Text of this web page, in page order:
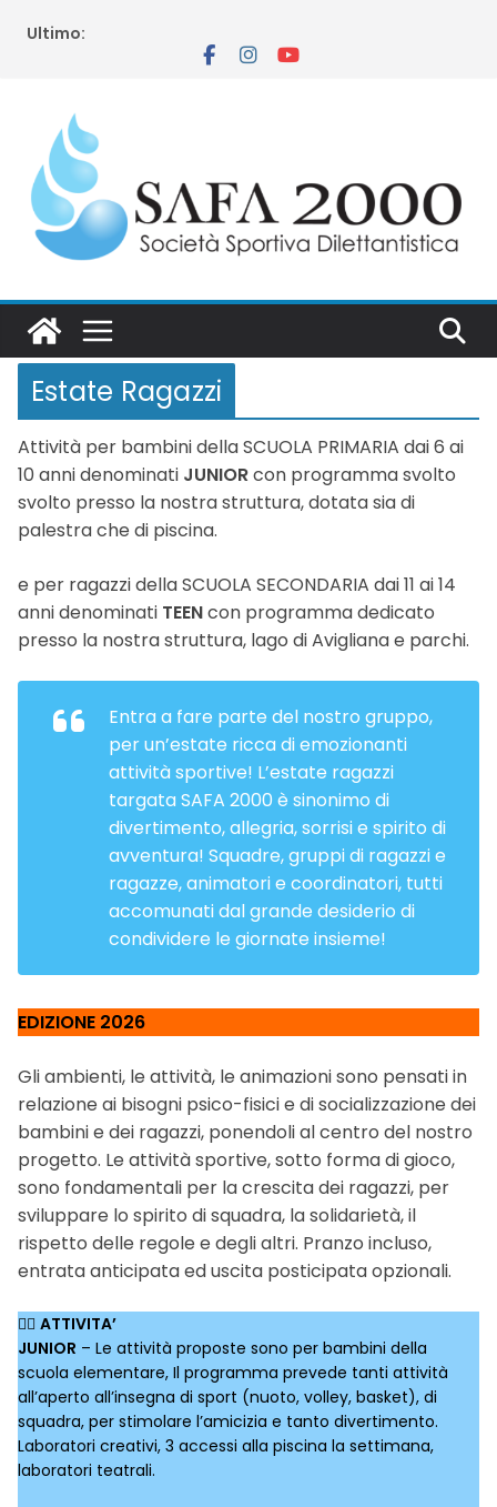
Ultimo:
Estate Ragazzi
Attività per bambini della SCUOLA PRIMARIA dai 6 ai
10 anni denominati JUNIORcon programma svolto
svolto presso la nostra struttura, dotata sia di
palestra che di piscina.
e per ragazzi della SCUOLA SECONDARIA dai 11 ai 14
anni denominati TEENcon programma dedicato
presso la nostra struttura, lago di Avigliana e parchi.
Entra a fare parte del nostro gruppo,
per un’estate ricca di emozionanti
attività sportive! L’estate ragazzi
targata SAFA 2000 è sinonimo di
divertimento, allegria, sorrisi e spirito di
avventura! Squadre, gruppi di ragazzi e
ragazze, animatori e coordinatori, tutti
accomunati dal grande desiderio di
condividere le giornate insieme!
EDIZIONE 2026
Gli ambienti, le attività, le animazioni sono pensati in
relazione ai bisogni psico-fisici e di socializzazione dei
bambini e dei ragazzi, ponendoli al centro del nostro
progetto. Le attività sportive, sotto forma di gioco,
sono fondamentali per la crescita dei ragazzi, per
sviluppare lo spirito di squadra, la solidarietà, il
rispetto delle regole e degli altri. Pranzo incluso,
entrata anticipata ed uscita posticipata opzionali.
🏃‍♀️ ATTIVITA’
JUNIOR – Le attività proposte sono per bambini della
scuola elementare, Il programma prevede tanti attività
all’aperto all’insegna di sport (nuoto, volley, basket), di
squadra, per stimolare l’amicizia e tanto divertimento.
Laboratori creativi, 3 accessi alla piscina la settimana,
laboratori teatrali.